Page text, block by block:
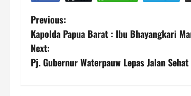
P
o
s
Previous:
Kapolda Papua Barat : Ibu Bhayangkari
Next:
Pj. Gubernur Waterpauw Lepas Jalan